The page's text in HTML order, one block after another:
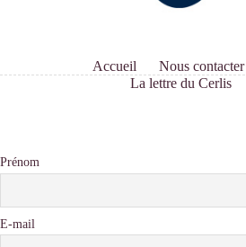
Accueil Nous contacter
La lettre du Cerlis
Prénom
E-mail